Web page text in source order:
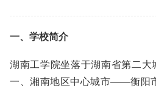
一、学校简介
湖南工学院坐落于湖南省第二大
一、湘南地区中心城市——衡阳